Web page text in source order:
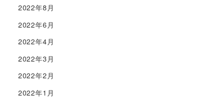
2022年8月
2022年6月
2022年4月
2022年3月
2022年2月
2022年1月